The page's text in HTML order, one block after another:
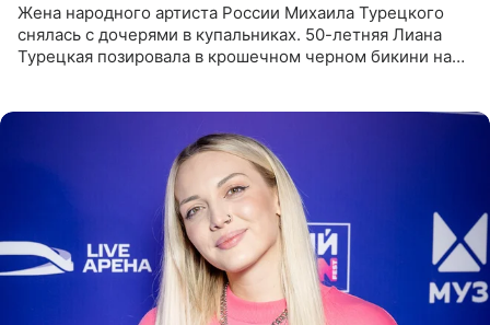
Жена народного артиста России Михаила Турецкого
снялась с дочерями в купальниках. 50-летняя Лиана
Турецкая позировала в крошечном черном бикини на